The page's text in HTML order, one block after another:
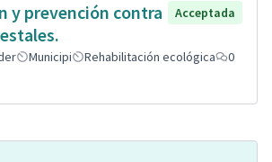
y prevención contra
Acceptada
Municipi Rehabilitación ecológica
0